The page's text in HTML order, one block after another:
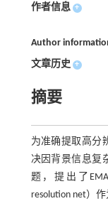
作者信息 +
Author
文章历史 +
摘要
为准确提取高分
决因背景信息复
题，提出了
resolution net）